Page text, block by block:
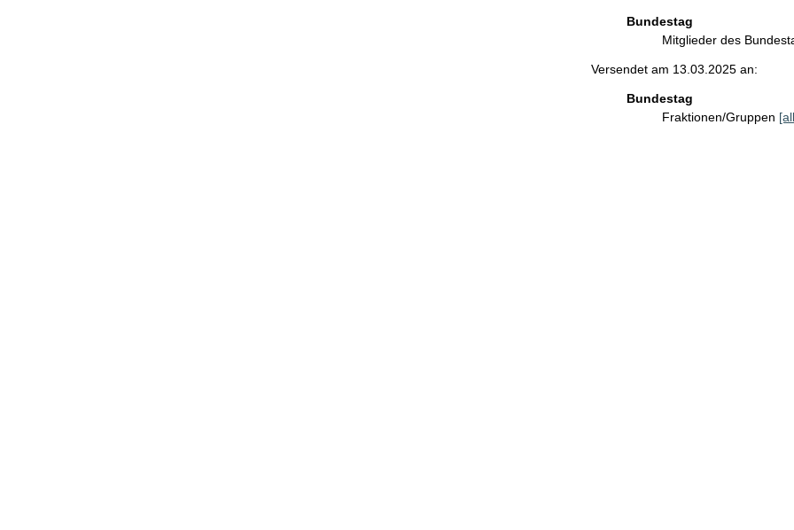
Bundestag
Mitglieder des
Versendet am 13.03.2025 an:
Bundestag
Fraktionen/Gruppen